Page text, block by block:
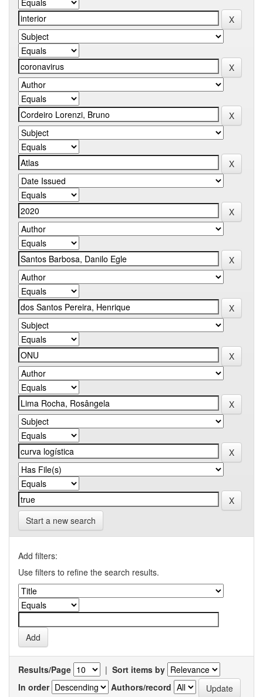
Start a new search
Add filters:
Use filters to refine the search results.
Results/Page | Sort items by
In order
Authors/record